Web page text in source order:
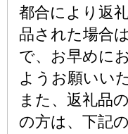
都合により返
品された場合
で、お早めに
ようお願いい
また、返礼品
の方は、下記